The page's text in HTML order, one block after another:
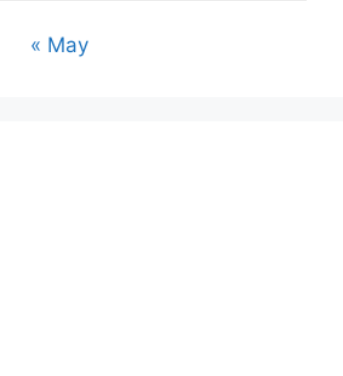
« May